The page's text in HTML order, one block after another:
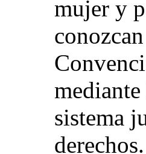
mujer y
sistema